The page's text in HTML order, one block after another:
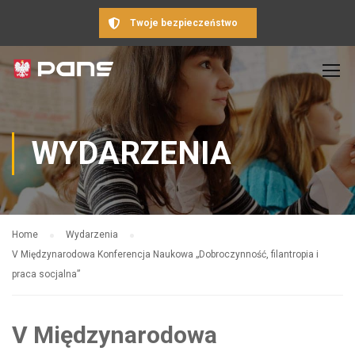
Twoje bezpieczeństwo
WYDARZENIA
Home
Wydarzenia
V Międzynarodowa Konferencja Naukowa „Dobroczynność, filantropia i
praca socjalna”
V Międzynarodowa